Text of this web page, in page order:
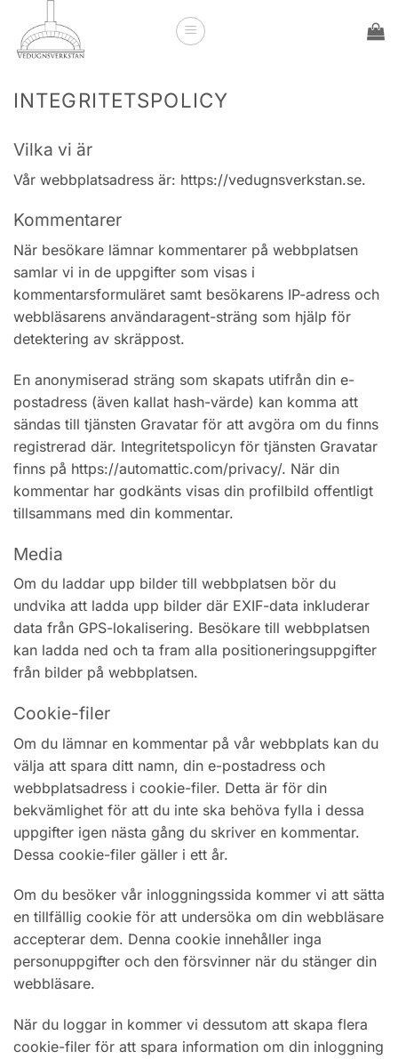
content
INTEGRITETSPOLICY
Vilka vi är
Vår webbplatsadress är: https://vedugnsverkstan.se.
Kommentarer
När besökare lämnar kommentarer på webbplatsen
samlar vi in de uppgifter som visas i
kommentarsformuläret samt besökarens IP-adress och
webbläsarens användaragent-sträng som hjälp för
detektering av skräppost.
En anonymiserad sträng som skapats utifrån din e-
postadress (även kallat hash-värde) kan komma att
sändas till tjänsten Gravatar för att avgöra om du finns
registrerad där. Integritetspolicyn för tjänsten Gravatar
finns på https://automattic.com/privacy/. När din
kommentar har godkänts visas din profilbild offentligt
tillsammans med din kommentar.
Media
Om du laddar upp bilder till webbplatsen bör du
undvika att ladda upp bilder där EXIF-data inkluderar
data från GPS-lokalisering. Besökare till webbplatsen
kan ladda ned och ta fram alla positioneringsuppgifter
från bilder på webbplatsen.
Cookie-filer
Om du lämnar en kommentar på vår webbplats kan du
välja att spara ditt namn, din e-postadress och
webbplatsadress i cookie-filer. Detta är för din
bekvämlighet för att du inte ska behöva fylla i dessa
uppgifter igen nästa gång du skriver en kommentar.
Dessa cookie-filer gäller i ett år.
Om du besöker vår inloggningssida kommer vi att sätta
en tillfällig cookie för att undersöka om din webbläsare
accepterar dem. Denna cookie innehåller inga
personuppgifter och den försvinner när du stänger din
webbläsare.
När du loggar in kommer vi dessutom att skapa flera
cookie-filer för att spara information om din inloggning